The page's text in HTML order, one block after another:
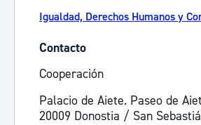
Igualdad, Derechos Humanos y
Contacto
Cooperación
Palacio de Aiete. Paseo de
20009 Donostia / San